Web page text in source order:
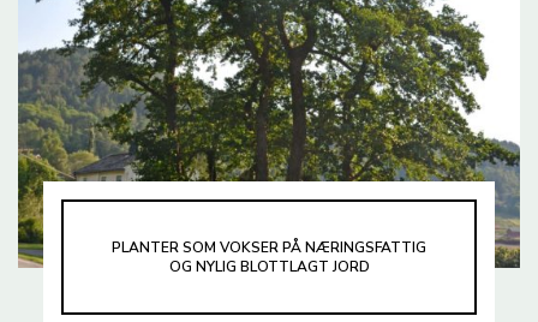
PLANTER SOM VOKSER PÅ NÆRINGSFATTIG
OG NYLIG BLOTTLAGT JORD